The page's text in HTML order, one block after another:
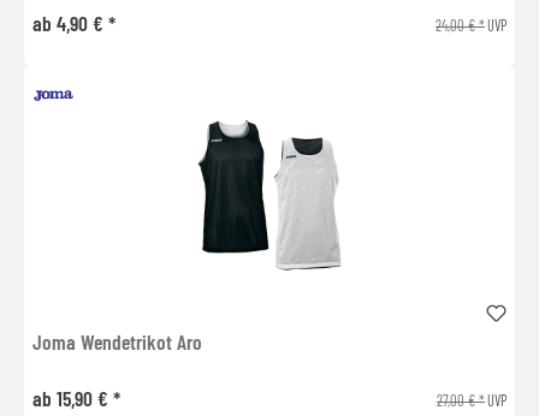
ab 4,90 € * 24,00 € *UVP
Joma Wendetrikot Aro
ab 15,90 € * 27,00 € *UVP